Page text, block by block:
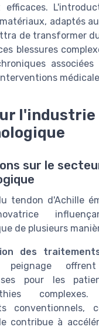
efficaces.
adaptés
de transformer
blessures
l'industrie
sur le
tendon d'Achille
de plusieurs
des
pour les
conventionnels,
contribue à